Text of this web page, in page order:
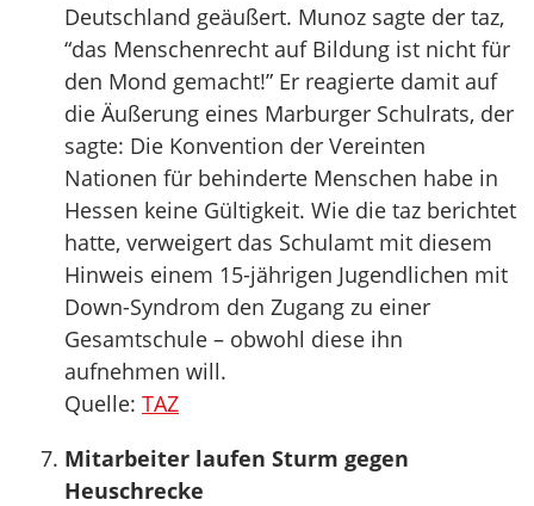
Deutschland geäußert. Munoz sagte der taz,
“das Menschenrecht auf Bildung ist nicht für
den Mond gemacht!” Er reagierte damit auf
die Äußerung eines Marburger Schulrats, der
sagte: Die Konvention der Vereinten
Nationen für behinderte Menschen habe in
Hessen keine Gültigkeit. Wie die taz berichtet
hatte, verweigert das Schulamt mit diesem
Hinweis einem 15-jährigen Jugendlichen mit
Down-Syndrom den Zugang zu einer
Gesamtschule – obwohl diese ihn
aufnehmen will.
Quelle: TAZ
Mitarbeiter laufen Sturm gegen
Heuschrecke